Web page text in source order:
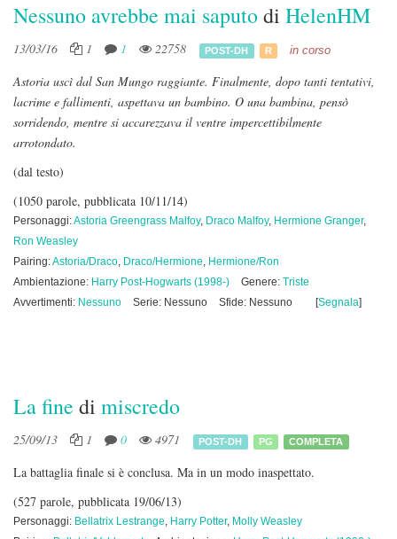
Nessuno avrebbe mai saputodi HelenHM
13/03/16 1 1 22758 POST-DH R in corso
Astoria uscì dal San Mungo raggiante. Finalmente, dopo tanti tentativi,
lacrime e fallimenti, aspettava un bambino. O una bambina, pensò
sorridendo, mentre si accarezzava il ventre impercettibilmente
arrotondato.
(dal testo)
(1050 parole, pubblicata 10/11/14)
Personaggi:Astoria Greengrass Malfoy, Draco Malfoy, Hermione Granger,
Ron Weasley
Pairing:Astoria/Draco, Draco/Hermione, Hermione/Ron
Ambientazione: Harry Post-Hogwarts (1998-) Genere: Triste
Avvertimenti: Nessuno Serie: Nessuno Sfide: Nessuno [Segnala]
La fine di miscredo
25/09/13 1 0 4971 POST-DH PG COMPLETA
La battaglia finale si è conclusa. Ma in un modo inaspettato.
(527 parole, pubblicata 19/06/13)
Personaggi: Bellatrix Lestrange, Harry Potter, Molly Weasley